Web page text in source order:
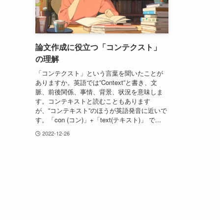
論文作成に役立つ「コンテクスト」
の理解
「コンテクスト」という言葉を聞いたことが
ありますか。英語では”Context”と書き、文
脈、前後関係、事情、背景、状況を意味しま
す。コンテキストと読むこともあります
が、”コンテキスト”のほうが英語発音に近いで
す。「con (コン)」+「text(テキスト)」 で...
2022-12-26